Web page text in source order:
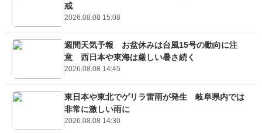
戒
2026.08.08 15:08
週間天気予報 お盆休みは台風15号の動向に注
意 西日本や東海は厳しい暑さ続く
2026.08.08 14:45
東日本や東北でゲリラ雷雨が発生 岐阜県内では
非常に激しい雨に
2026.08.08 14:30